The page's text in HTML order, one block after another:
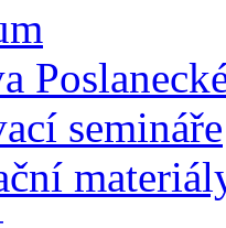
semináře